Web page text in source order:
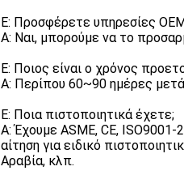
Ε: Προσφέρετε υπηρεσίες
Α: Ναι, μπορούμε να το
Ε: Ποιος είναι ο χρόνος
Α: Περίπου 60~90 ημέρες
Ε: Ποια πιστοποιητικά έχετε;
Α: Έχουμε ASME, CE, ISO9001-
αίτηση για ειδικό
Αραβία, κλπ.